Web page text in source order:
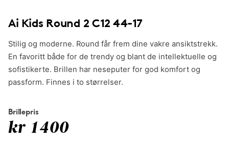
Ai Kids Round 2 C12 44-17
Stilig og moderne. Round får frem dine vakre ansiktstrekk.
En favoritt både for de trendy og blant de intellektuelle og
sofistikerte. Brillen har neseputer for god komfort og
passform. Finnes i to størrelser.
Brillepris
kr 1400